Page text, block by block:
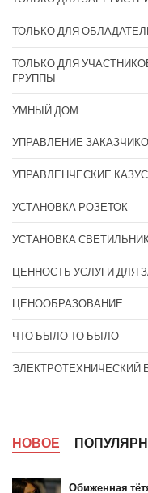
ТОЛЬКО ДЛЯ
ТОЛЬКО ДЛЯ
ГРУППЫ
УМНЫЙ ДОМ
УПРАВЛЕНИЕ
УПРАВЛЕНЧЕСКИЕ
УСТАНОВКА РОЗЕТОК
УСТАНОВКА
ЦЕННОСТЬ УСЛУГИ ДЛЯ
ЦЕНООБРАЗОВАНИЕ
ЧТО БЫЛО ТО БЫЛО
ЭЛЕКТРОТЕХНИЧЕСКИЙ
НОВОЕ
Обиженная